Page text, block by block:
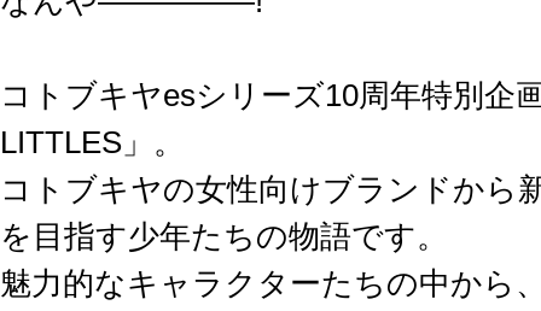
コトブキヤesシリーズ10周年特別企
LITTLES」。
コトブキヤの女性向けブランドから
を目指す少年たちの物語です。
魅力的なキャラクターたちの中から